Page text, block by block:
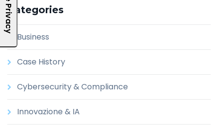
Categories
Business
Case History
Cybersecurity & Compliance
Innovazione & IA